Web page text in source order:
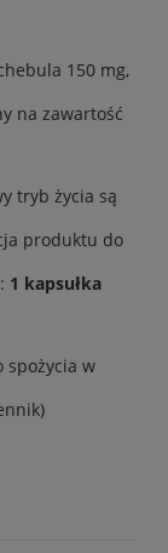
150 mg,
na zawartość
tryb życia są
produktu do
1 kapsułka
spożycia w